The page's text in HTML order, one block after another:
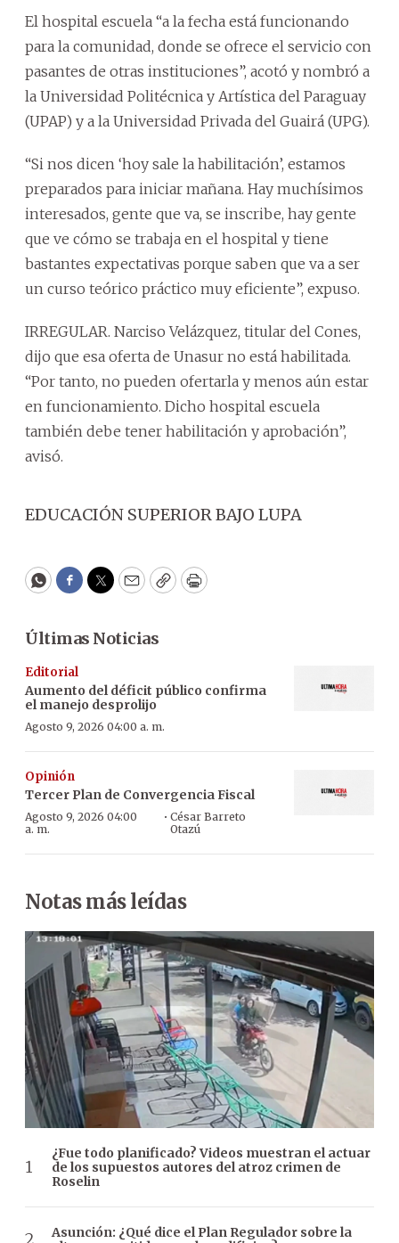
El hospital escuela “a la fecha está funcionando
para la comunidad, donde se ofrece el servicio con
pasantes de otras instituciones”, acotó y nombró a
la Universidad Politécnica y Artística del Paraguay
(UPAP) y a la Universidad Privada del Guairá (UPG).
“Si nos dicen ‘hoy sale la habilitación’, estamos
preparados para iniciar mañana. Hay muchísimos
interesados, gente que va, se inscribe, hay gente
que ve cómo se trabaja en el hospital y tiene
bastantes expectativas porque saben que va a ser
un curso teórico práctico muy eficiente”, expuso.
IRREGULAR. Narciso Velázquez, titular del Cones,
dijo que esa oferta de Unasur no está habilitada.
“Por tanto, no pueden ofertarla y menos aún estar
en funcionamiento. Dicho hospital escuela
también debe tener habilitación y aprobación”,
avisó.
EDUCACIÓN SUPERIOR BAJO LUPA
WhatsApp
Facebook
Twitter
EmailCopyPrint
Últimas Noticias
Editorial
Aumento del déficit público confirma
el manejo desprolijo
Agosto 9, 2026 04:00 a. m.
Opinión
Tercer Plan de Convergencia Fiscal
Agosto 9, 2026 04:00
a. m.
·César Barreto
Otazú
Notas más leídas
¿Fue todo planificado? Videos muestran el actuar
de los supuestos autores del atroz crimen de
Roselin
Asunción: ¿Qué dice el Plan Regulador sobre la